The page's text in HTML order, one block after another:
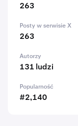
263
Posty w serwisie X
263
Autorzy
131 ludzi
Popularność
#2,140